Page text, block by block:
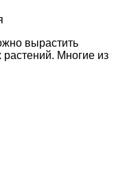
вырастить
Многие из